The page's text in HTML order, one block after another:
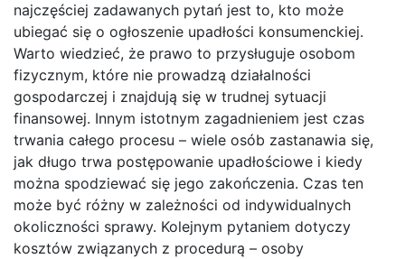
najczęściej zadawanych pytań jest to, kto może
ubiegać się o ogłoszenie upadłości konsumenckiej.
Warto wiedzieć, że prawo to przysługuje osobom
fizycznym, które nie prowadzą działalności
gospodarczej i znajdują się w trudnej sytuacji
finansowej. Innym istotnym zagadnieniem jest czas
trwania całego procesu – wiele osób zastanawia się,
jak długo trwa postępowanie upadłościowe i kiedy
można spodziewać się jego zakończenia. Czas ten
może być różny w zależności od indywidualnych
okoliczności sprawy. Kolejnym pytaniem dotyczy
kosztów związanych z procedurą – osoby